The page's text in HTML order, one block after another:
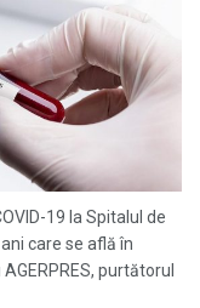
19 la Spitalul de
care se află în
purtătorul